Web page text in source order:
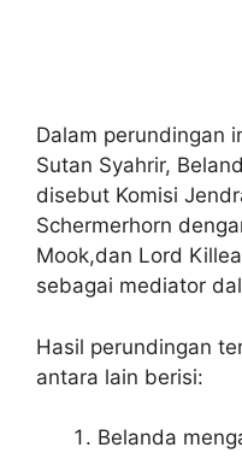
Dalam perundingan
Sutan Syahrir,
disebut Komisi
Schermerhorn
Mook,dan Lord
sebagai mediator
Hasil perundingan
antara lain berisi:
Belanda